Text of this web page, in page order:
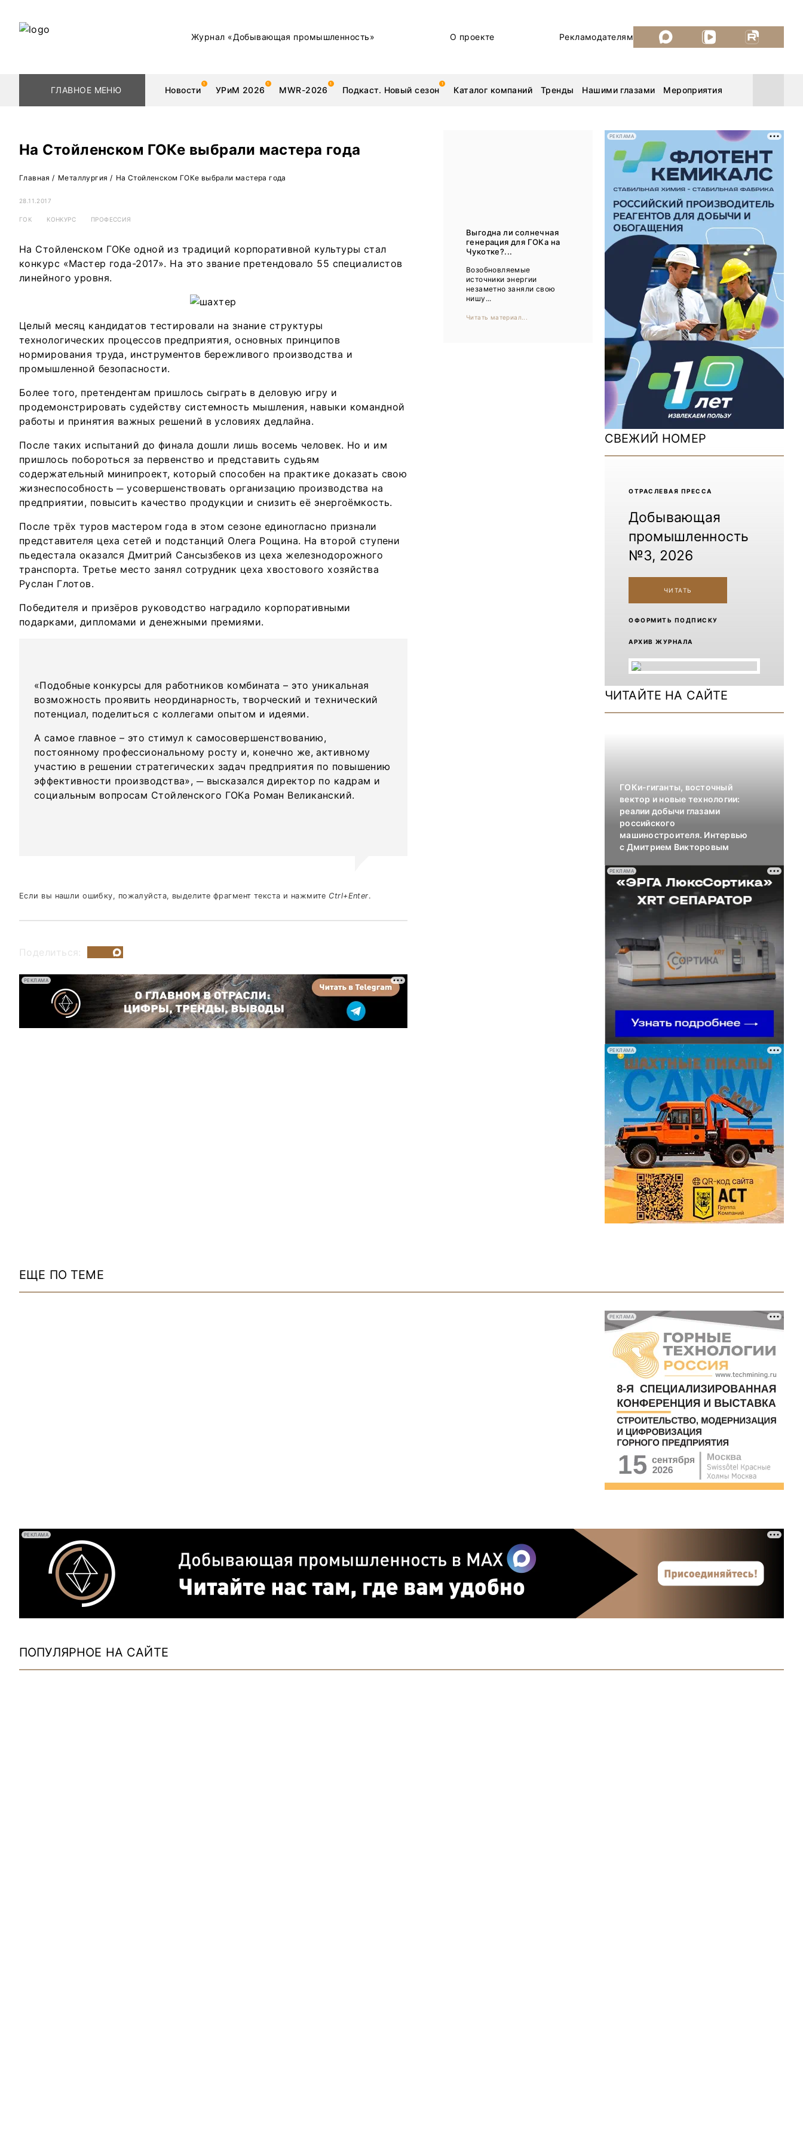
Журнал «Добывающая промышленность» О проекте Рекламодателям
ГЛАВНОЕ МЕНЮ Новости УРиМ 2026 MWR-2026 Подкаст. Новый сезон Каталог компаний Тренды Нашими глазами Мероприятия
Геологоразведка
Добыча
Металлургия
Редкоземельные металлы
Нефть Бренд
Каталог компаний
Уголь России и Майнинг 2026
MiningWorld Russia 2026
ДП Подкаст. Новый сезон
Рудник 2025
MiningWorld Russia 2025
Уголь России и Майнинг 2025
Рудник 2024 | Обзор выставки
В помощь шахтёру 2024
Уголь России и Майнинг 2024
Mining World Russia 2024
На Стойленском ГОКе выбрали мастера года
Главная / Металлургия / На Стойленском ГОКе выбрали мастера года
28.11.2017
ГОК КОНКУРС ПРОФЕССИЯ
На Стойленском ГОКе одной из традиций корпоративной культуры стал
конкурс «Мастер года-2017». На это звание претендовало 55 специалистов
линейного уровня.
Целый месяц кандидатов тестировали на знание структуры
технологических процессов предприятия, основных принципов
нормирования труда, инструментов бережливого производства и
промышленной безопасности.
Более того, претендентам пришлось сыграть в деловую игру и
продемонстрировать судейству системность мышления, навыки командной
работы и принятия важных решений в условиях дедлайна.
После таких испытаний до финала дошли лишь восемь человек. Но и им
пришлось побороться за первенство и представить судьям
содержательный минипроект, который способен на практике доказать свою
жизнеспособность ─ усовершенствовать организацию производства на
предприятии, повысить качество продукции и снизить её энергоёмкость.
После трёх туров мастером года в этом сезоне единогласно признали
представителя цеха сетей и подстанций Олега Рощина. На второй ступени
пьедестала оказался Дмитрий Сансызбеков из цеха железнодорожного
транспорта. Третье место занял сотрудник цеха хвостового хозяйства
Руслан Глотов.
Победителя и призёров руководство наградило корпоративными
подарками, дипломами и денежными премиями.
«Подобные конкурсы для работников комбината – это уникальная
возможность проявить неординарность, творческий и технический
потенциал, поделиться с коллегами опытом и идеями.
А самое главное – это стимул к самосовершенствованию,
постоянному профессиональному росту и, конечно же, активному
участию в решении стратегических задач предприятия по повышению
эффективности производства», ─ высказался директор по кадрам и
социальным вопросам Стойленского ГОКа Роман Великанский.
Если вы нашли ошибку, пожалуйста, выделите фрагмент текста и нажмите Ctrl+Enter.
Поделиться:
РЕКЛАМА
Выгодна ли солнечная
генерация для ГОКа на
Чукотке?...
Возобновляемые
источники энергии
незаметно заняли свою
нишу...
Читать материал...
РЕКЛАМА
СВЕЖИЙ НОМЕР
ОТРАCЛЕВАЯ ПРЕССА
Добывающая
промышленность
№3, 2026
ЧИТАТЬ
ОФОРМИТЬ ПОДПИСКУ
АРХИВ ЖУРНАЛА
ЧИТАЙТЕ НА САЙТЕ
ГОКи-гиганты, восточный
вектор и новые технологии:
реалии добычи глазами
российского
машиностроителя. Интервью
с Дмитрием Викторовым
РЕКЛАМА
РЕКЛАМА
ЕЩЕ ПО ТЕМЕ
РЕКЛАМА
РЕКЛАМА
ПОПУЛЯРНОЕ НА САЙТЕ